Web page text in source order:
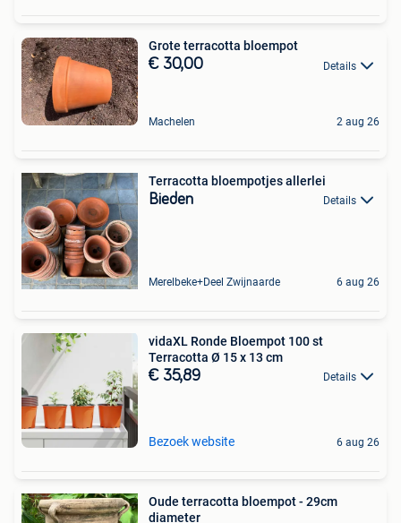
Grote terracotta bloempot
€ 30,00 Details
Machelen 2 aug 26
Terracotta bloempotjes allerlei
Bieden Details
Merelbeke+Deel Zwijnaarde 6 aug 26
vidaXL Ronde Bloempot 100 st
Terracotta Ø 15 x 13 cm
€ 35,89 Details
Bezoek website 6 aug 26
Oude terracotta bloempot - 29cm
diameter